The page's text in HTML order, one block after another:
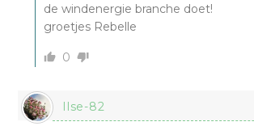
de windenergie branche doet!
groetjes Rebelle
0
Ilse-82